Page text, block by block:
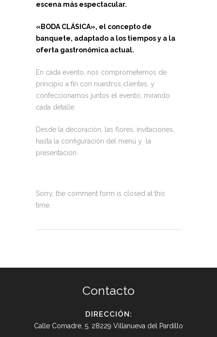
escena más espectacular.
«BODA CLÁSICA», el concepto de
banquete, adaptado a los tiempos y a la
oferta gastronómica actual.
En cada evento, nos comprometemos de
principio a fín con nuestros clientes, y
confeccionamos juntos el evento, mirando
cada detalle.
Desde la decoración, las flores, invitaciones,
hasta la configuración del menú y la
presentación.
Sorry, the comment form is closed at this
time.
Contacto
DIRECCIÓN:
Calle Comadre, 5. 28229 Villanueva del Pardillo